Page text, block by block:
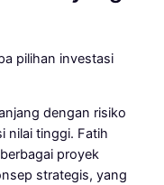
pilihan investasi
dengan risiko
nilai tinggi. Fatih
proyek
strategis, yang